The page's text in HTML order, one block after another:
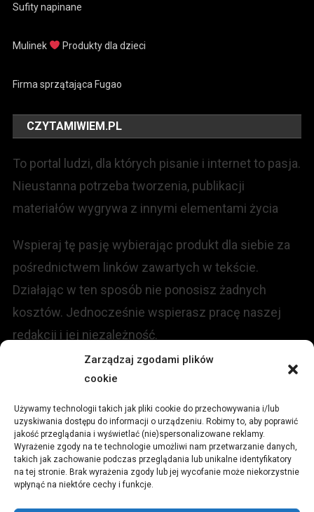
Zarządzaj zgodami plików
cookie
Używamy technologii takich jak pliki cookie do przechowywania i/lub
uzyskiwania dostępu do informacji o urządzeniu. Robimy to, aby poprawić
jakość przeglądania i wyświetlać (nie)spersonalizowane reklamy.
Wyrażenie zgody na te technologie umożliwi nam przetwarzanie danych,
takich jak zachowanie podczas przeglądania lub unikalne identyfikatory
na tej stronie. Brak wyrażenia zgody lub jej wycofanie może niekorzystnie
wpłynąć na niektóre cechy i funkcje.
Sufity napinane
Mulinek Produkty dla dzieci
Firma sprzątająca Fugao
CZYTAMIWIEM.PL
To portal ludzi, dla których pisanie i internet to pasja.
Nieustanna potrzeba tworzenia, publikacji
materiałów wygrywa z innymi elementami życia
Wspieraj tę pasję wybierając produkt dla siebie za
pośrednictwem linków zawartych w tekście.
Działając w ten sposób nie ponosisz żadnych
kosztów. Jednocześnie wspierasz pracę naszej
redakcji i jej niezależność.
Redakcja portalu:
ul.Stara 13, 42-600 Tarnowskie Góry
TEL:+48 509 547 822